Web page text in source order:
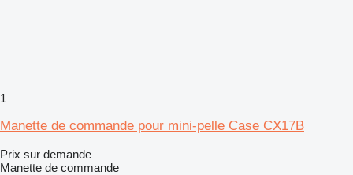
1
Manette de commande pour mini-pelle Case CX17B
Prix sur demande
Manette de commande